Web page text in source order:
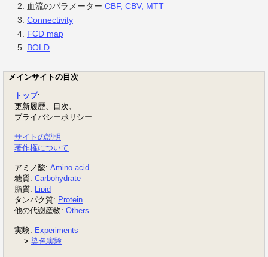
血流のパラメーター CBF, CBV, MTT
Connectivity
FCD map
BOLD